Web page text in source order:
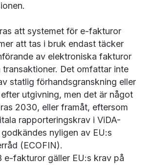
att systemet för e-fakturor
att tas i bruk endast täcker
av elektroniska fakturor
transaktioner. Det omfattar inte
statlig förhandsgranskning eller
utgivning, men det är något
2030, eller framåt, eftersom
rapporteringskrav i ViDA-
nyligen av EU:s
(ECOFIN).
e-fakturor gäller EU:s krav på